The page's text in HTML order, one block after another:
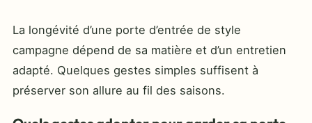
La longévité d’une porte d’entrée de style
campagne dépend de sa matière et d’un entretien
adapté. Quelques gestes simples suffisent à
préserver son allure au fil des saisons.